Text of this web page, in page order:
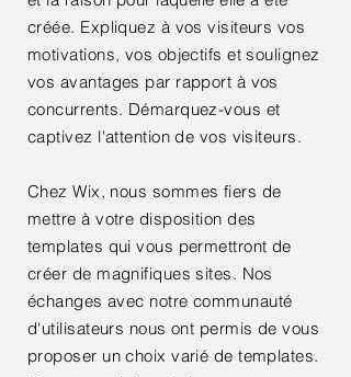
créée. Expliquez à vos visiteurs vos
motivations, vos objectifs et soulignez
vos avantages par rapport à vos
concurrents. Démarquez-vous et
captivez l'attention de vos visiteurs.
Chez Wix, nous sommes fiers de
mettre à votre disposition des
templates qui vous permettront de
créer de magnifiques sites. Nos
échanges avec notre communauté
d'utilisateurs nous ont permis de vous
proposer un choix varié de templates.